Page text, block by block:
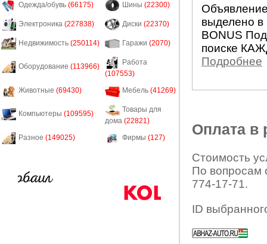
Одежда/обувь (66175) Шины (22300)
Электроника (227838) Диски (22370)
Недвижимость (250114) Гаражи (2070)
Оборудование (113966)
Работа
(107553)
Животные (69430) Мебель (41269)
Компьютеры (109595)
Товары для
дома (22821)
Разное (149025) Фирмы (127)
выделено в
BONUS
поиске
Подробнее
Оплата в
Стоимость
По вопросам
774-17-71.
ID